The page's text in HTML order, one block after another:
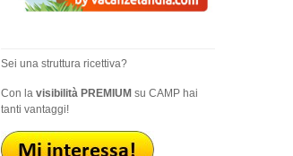
Sei una struttura ricettiva?
Con la visibilità PREMIUMsu CAMP hai
tanti vantaggi!